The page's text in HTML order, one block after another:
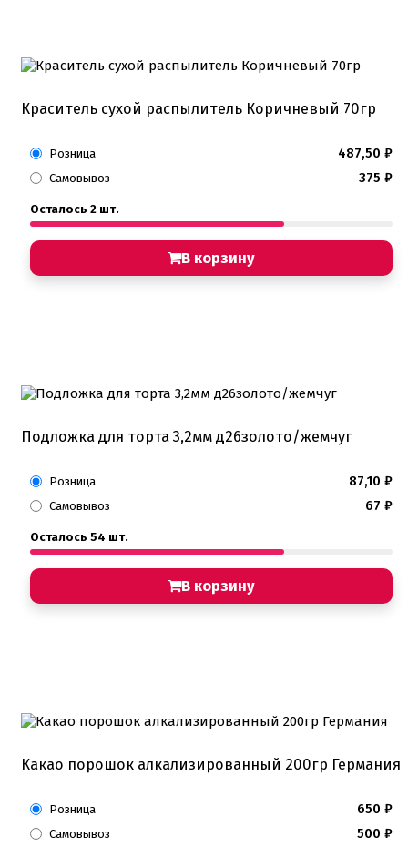
Краситель сухой распылитель Коричневый 70гр
Розница 487,50 ₽
Самовывоз 375 ₽
Осталось 2 шт.
В корзину
Подложка для торта 3,2мм д26золото/жемчуг
Розница 87,10 ₽
Самовывоз 67 ₽
Осталось 54 шт.
В корзину
Какао порошок алкализированный 200гр Германия
Розница 650 ₽
Самовывоз 500 ₽